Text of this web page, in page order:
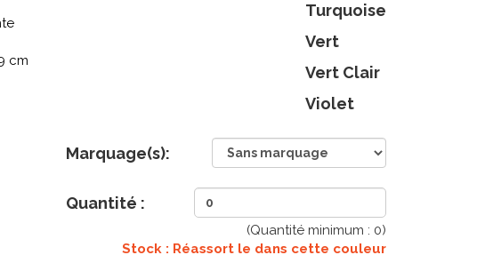
cm
Turquoise
Vert
Vert Clair
Violet
Marquage(s):
Quantité :
(Quantité minimum : 0)
Stock : Réassort le dans cette couleur